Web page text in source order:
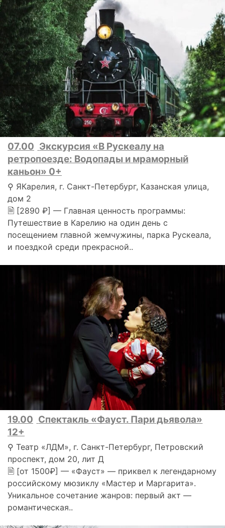
07.00 Экскурсия «В Рускеалу на
ретропоезде: Водопады и мраморный
каньон» 0+
⚲ ЯКарелия, г. Санкт-Петербург, Казанская улица,
дом 2
🗎 [2890 ₽] — Главная ценность программы:
Путешествие в Карелию на один день с
посещением главной жемчужины, парка Рускеала,
и поездкой среди прекрасной..
19.00 Спектакль «Фауст. Пари дьявола»
12+
⚲ Театр «ЛДМ», г. Санкт-Петербург, Петровский
проспект, дом 20, лит Д
🗎 [от 1500₽] — «Фауст» — приквел к легендарному
российскому мюзиклу «Мастер и Маргарита».
Уникальное сочетание жанров: первый акт —
романтическая..